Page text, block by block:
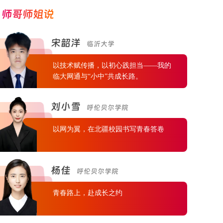
师哥师姐说
宋韶洋 临沂大学
以技术赋传播，以初心践担当——我的
临大网通与“小中”共成长路。
刘小雪 呼伦贝尔学院
以网为翼，在北疆校园书写青春答卷
杨佳 呼伦贝尔学院
青春路上，赴成长之约